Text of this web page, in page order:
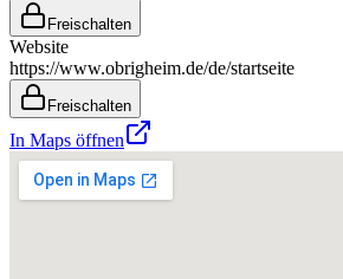
Freischalten
Website
https://www.obrigheim.de/de/startseite
Freischalten
In Maps öffnen